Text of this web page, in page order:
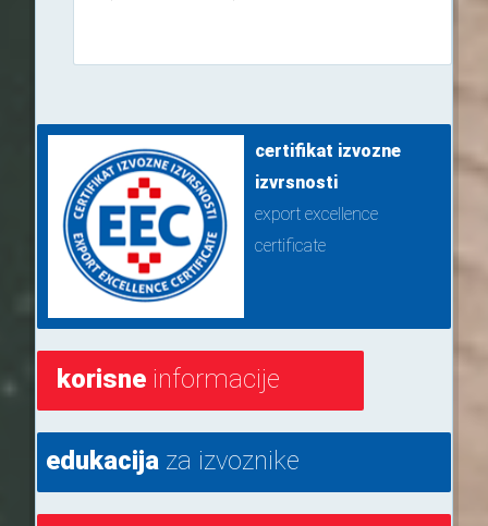
certifikat izvozne
izvrsnosti
export excellence
certificate
korisneinformacije
edukacijaza izvoznike